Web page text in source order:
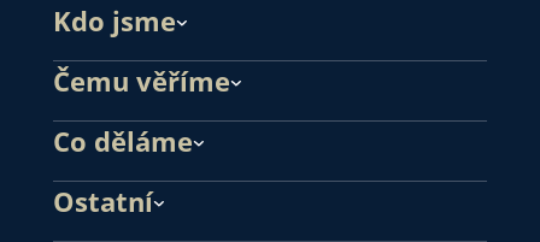
Kdo jsme
Čemu věříme
Co děláme
Ostatní